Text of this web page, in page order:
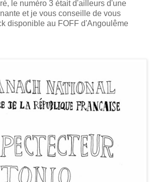
le numéro 3 était d'ailleurs d'une
et je vous conseille de vous
disponible au FOFF d'Angoulême